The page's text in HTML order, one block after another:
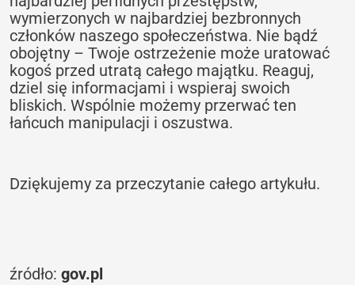
wymierzonych w najbardziej bezbronnych
członków naszego społeczeństwa. Nie bądź
obojętny – Twoje ostrzeżenie może uratować
kogoś przed utratą całego majątku. Reaguj,
dziel się informacjami i wspieraj swoich
bliskich. Wspólnie możemy przerwać ten
łańcuch manipulacji i oszustwa.
Dziękujemy za przeczytanie całego artykułu.
źródło:gov.pl